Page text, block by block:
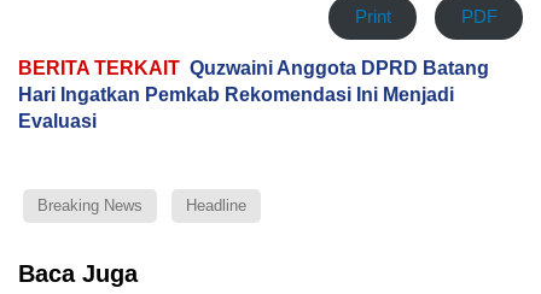
Print PDF
BERITA TERKAIT Quzwaini Anggota DPRD Batang
Hari Ingatkan Pemkab Rekomendasi Ini Menjadi
Evaluasi
Breaking News Headline
Baca Juga